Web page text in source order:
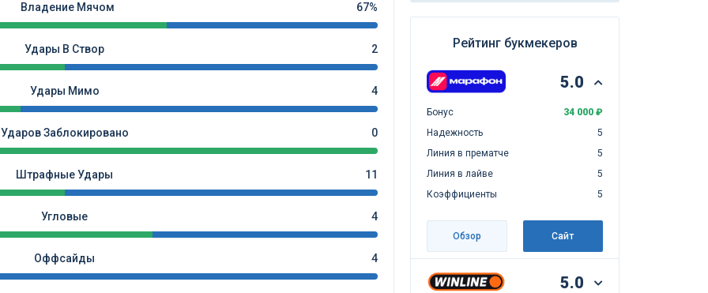
Владение Мячом 67%
Удары В Створ 2
Удары Мимо 4
Ударов Заблокировано 0
Штрафные Удары 11
Угловые 4
Оффсайды 4
Рейтинг букмекеров
5.0
Бонус
34 000 ₽
Надежность
5
Линия в прематче
5
Линия в лайве
5
Коэффициенты
5
Обзор Сайт
5.0